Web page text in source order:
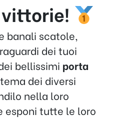
vittorie!
banali scatole,
dei tuoi
bellissimi porta
dei diversi
nella loro
esponi tutte le loro